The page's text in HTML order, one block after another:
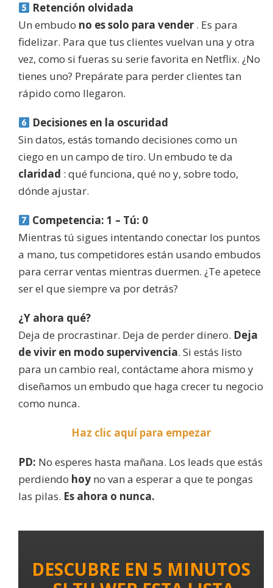
Retención olvidada
Un embudo no es solo para vender . Es para
fidelizar. Para que tus clientes vuelvan una y otra
vez, como si fueras su serie favorita en Netflix. ¿No
tienes uno? Prepárate para perder clientes tan
rápido como llegaron.
Decisiones en la oscuridad
Sin datos, estás tomando decisiones como un
ciego en un campo de tiro. Un embudo te da
claridad : qué funciona, qué no y, sobre todo,
dónde ajustar.
Competencia: 1 – Tú: 0
Mientras tú sigues intentando conectar los puntos
a mano, tus competidores están usando embudos
para cerrar ventas mientras duermen. ¿Te apetece
ser el que siempre va por detrás?
¿Y ahora qué?
Deja de procrastinar. Deja de perder dinero. Deja
de vivir en modo supervivencia. Si estás listo
para un cambio real, contáctame ahora mismo y
diseñamos un embudo que haga crecer tu negocio
como nunca.
Haz clic aquí para empezar
PD: No esperes hasta mañana. Los leads que estás
perdiendo hoy no van a esperar a que te pongas
las pilas. Es ahora o nunca.
DESCUBRE EN 5 MINUTOS